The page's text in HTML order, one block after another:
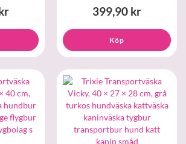
399,90 kr
Köp